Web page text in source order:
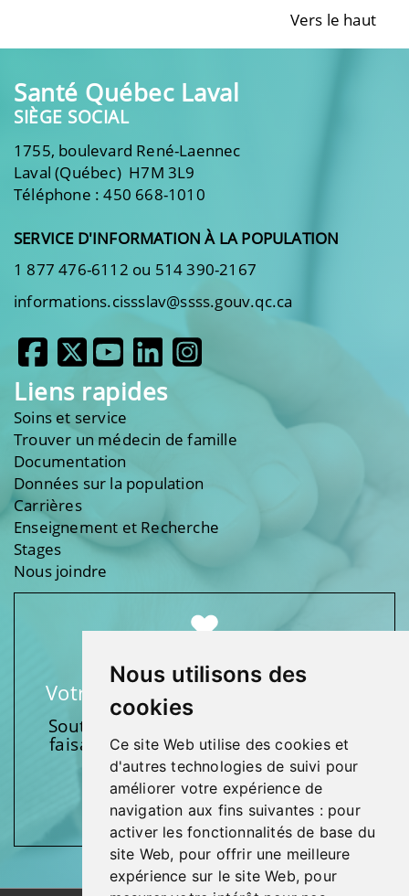
Nous utilisons des
cookies
Ce site Web utilise des cookies et
d'autres technologies de suivi pour
améliorer votre expérience de
navigation aux fins suivantes : pour
activer les fonctionnalités de base du
site Web, pour offrir une meilleure
expérience sur le site Web, pour
Vers le haut
Santé Québec Laval
SIÈGE SOCIAL
1755, boulevard René-Laennec
Laval (Québec) H7M 3L9
Téléphone : 450 668-1010
SERVICE D'INFORMATION À LA POPULATION
1 877 476-6112 ou 514 390-2167
informations.cissslav@ssss.gouv.qc.ca
Liens rapides
Soins et service
Trouver un médecin de famille
Documentation
Données sur la population
Carrières
Enseignement et Recherche
Stages
Nous joindre
Votre soutien fait une différence
Soutenez l’une de nos fondations en
faisant un don et en participant aux
activités.
Donnez généreusement!